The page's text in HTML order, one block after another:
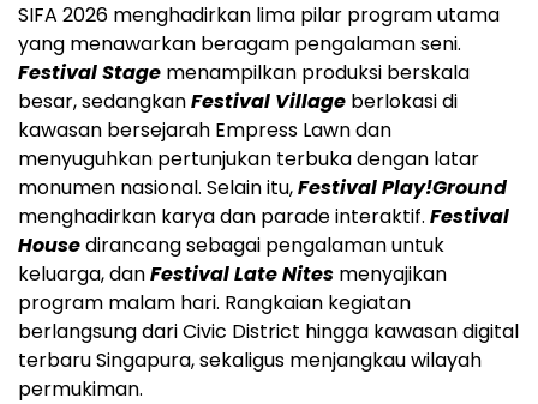
SIFA 2026 menghadirkan lima pilar program utama
yang menawarkan beragam pengalaman seni.
Festival Stage menampilkan produksi berskala
besar, sedangkanFestival Village berlokasi di
kawasan bersejarah Empress Lawn dan
menyuguhkan pertunjukan terbuka dengan latar
monumen nasional. Selain itu,Festival Play!Ground
menghadirkan karya dan parade interaktif. Festival
Housedirancang sebagai pengalaman untuk
keluarga, danFestival Late Nites menyajikan
program malam hari. Rangkaian kegiatan
berlangsung dari Civic District hingga kawasan digital
terbaru Singapura, sekaligus menjangkau wilayah
permukiman.